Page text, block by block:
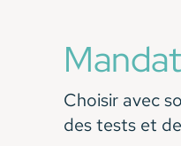
Mandat
Choisir avec
des tests et